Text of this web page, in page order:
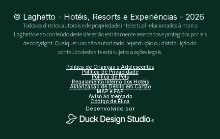
© Laghetto - Hotéis, Resorts e Experiências - 2026
Todos os direitos autorais e de propriedade intelectual relacionados à marca
Laghetto e ao conteúdo deste site estão estritamente reservados e protegidos por leis
de copyright. Qualquer uso não autorizado, reprodução ou distribuição do
conteúdo deste site está sujeito a ações legais.
Política de Crianças e Adolescentes
Política de Privacidade
Política de Pets
Regulamento Interno dos Hotéis
Autorização de Débito em Cartão
MAP e FAP
Aviso ao mercado
Código de Ética
Desenvolvido por